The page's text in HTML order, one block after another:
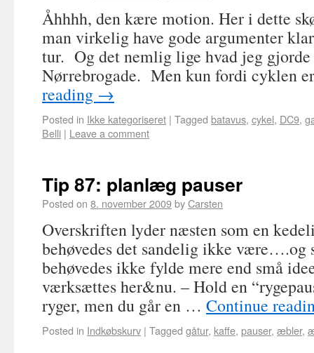
Åhhhh, den kære motion. Her i dette
man virkelig have gode argumenter
tur. Og det nemlig lige hvad jeg
Nørrebrogade. Men kun fordi cyklen
reading →
Posted in Ikke kategoriseret | Tagged batavus, cykel, DC9,
Belli | Leave a comment
Tip 87: planlæg pauser
Posted on 8. november 2009byCarsten
Overskriften lyder næsten som en
behøvedes det sandelig ikke være….og
behøvedes ikke fylde mere end små
værksættes her&nu. – Hold en
ryger, men du går en … Continue
Posted in Indkøbskurv | Tagged gåtur, kaffe, pauser, æbler,